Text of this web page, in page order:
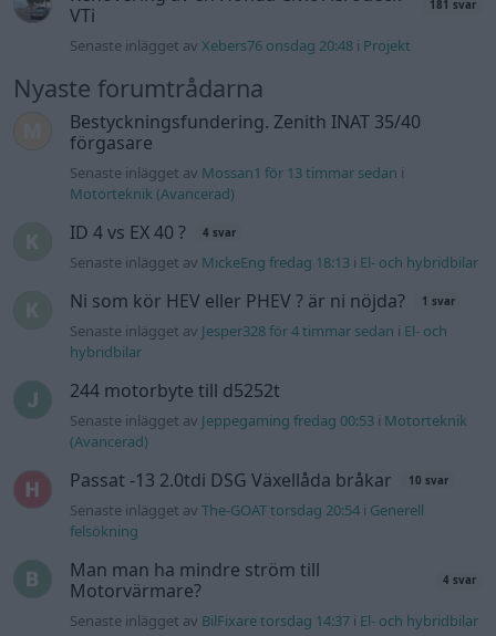
VTi
181 svar
Senaste inlägget avXebers76 onsdag 20:48 i Projekt
Nyaste forumtrådarna
Bestyckningsfundering. Zenith INAT 35/40
förgasare
Senaste inlägget av Mossan1 för 13 timmar sedan i
Motorteknik (Avancerad)
ID 4 vs EX 40 ? 4 svar
Senaste inlägget av MickeEng fredag 18:13 i El- och hybridbilar
Ni som kör HEV eller PHEV ? är ni nöjda? 1 svar
Senaste inlägget av Jesper328 för 4 timmar sedan i El- och
hybridbilar
244 motorbyte till d5252t
Senaste inlägget av Jeppegaming fredag 00:53 i Motorteknik
(Avancerad)
Passat -13 2.0tdi DSG Växellåda bråkar 10 svar
Senaste inlägget avThe-GOAT torsdag 20:54 i Generell
felsökning
Man man ha mindre ström till
Motorvärmare?
4 svar
Senaste inlägget av BilFixare torsdag 14:37 i El- och hybridbilar